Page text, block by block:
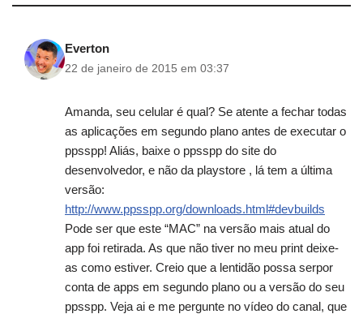
Everton
22 de janeiro de 2015 em 03:37
Amanda, seu celular é qual? Se atente a fechar todas
as aplicações em segundo plano antes de executar o
ppsspp! Aliás, baixe o ppsspp do site do
desenvolvedor, e não da playstore , lá tem a última
versão:
http://www.ppsspp.org/downloads.html#devbuilds
Pode ser que este “MAC” na versão mais atual do
app foi retirada. As que não tiver no meu print deixe-
as como estiver. Creio que a lentidão possa serpor
conta de apps em segundo plano ou a versão do seu
ppsspp. Veja ai e me pergunte no vídeo do canal, que